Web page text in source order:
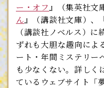
ー・オフ』（集英社文
ん』（講談社文庫）、
（講談社ノベルス）
ずれも大胆な趣向によ
ート・年間ミステリー
も少なくない。詳しく
ているウェブサイト「